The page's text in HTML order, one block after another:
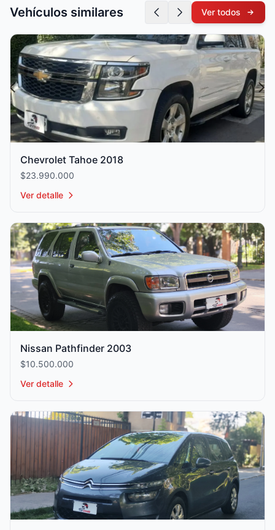
Vehículos similares Ver todos
Chevrolet Tahoe 2018
$23.990.000
Ver detalle
Nissan Pathfinder 2003
$10.500.000
Ver detalle